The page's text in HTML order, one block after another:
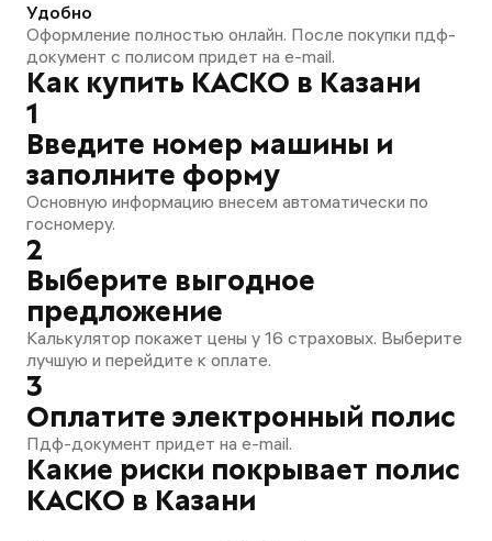
Удобно
Оформление полностью онлайн. После покупки пдф-
документ с полисом придет на e-mail.
Как купить КАСКО в Казани
1
Введите номер машины и
заполните форму
Основную информацию внесем автоматически по
госномеру.
2
Выберите выгодное
предложение
Калькулятор покажет цены у 16 страховых. Выберите
лучшую и перейдите к оплате.
3
Оплатите электронный полис
Пдф-документ придет на e-mail.
Какие риски покрывает полис
КАСКО в Казани